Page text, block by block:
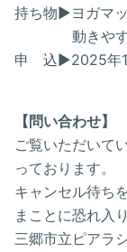
持ち物▶ヨガマ
動きやすい
申 込▶2025年
【問い合わせ】
ご覧いただいて
っております。
キャンセル待ち
まことに恐れ入
三郷市立ピアラ